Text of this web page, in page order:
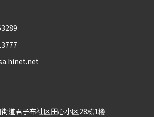
道君子布社区田心小区28栋1楼